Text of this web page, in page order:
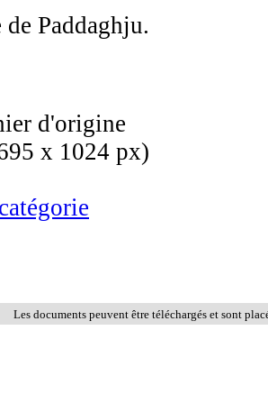
Paddaghju.
d'origine
x 1024 px)
Les documents peuvent être téléchargés et sont